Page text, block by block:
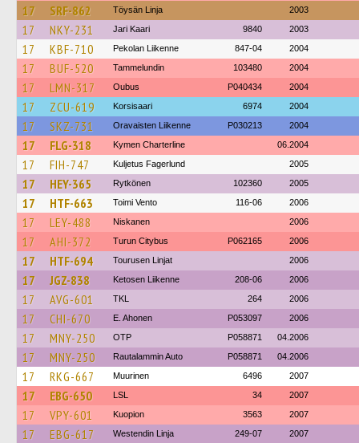
17 SRF-862 Töysän Linja 2003
17 NKY-231 Jari Kaari 9840 2003
17 KBF-710 Pekolan Liikenne 847-04 2004
17 BUF-520 Tammelundin 103480 2004
17 LMN-317 Oubus P040434 2004
17 ZCU-619 Korsisaari 6974 2004
17 SKZ-731 Oravaisten Liikenne P030213 2004
17 FLG-318 Kymen Charterline 06.2004
17 FIH-747 Kuljetus Fagerlund 2005
17 HEY-365 Rytkönen 102360 2005
17 HTF-663 Toimi Vento 116-06 2006
17 LEY-488 Niskanen 2006
17 AHI-372 Turun Citybus P062165 2006
17 HTF-694 Tourusen Linjat 2006
17 JGZ-838 Ketosen Liikenne 208-06 2006
17 AVG-601 TKL 264 2006
17 CHI-670 E. Ahonen P053097 2006
17 MNY-250 OTP P058871 04.2006
17 MNY-250 Rautalammin Auto P058871 04.2006
17 RKG-667 Muurinen 6496 2007
17 EBG-650 LSL 34 2007
17 VPY-601 Kuopion 3563 2007
17 EBG-617 Westendin Linja 249-07 2007